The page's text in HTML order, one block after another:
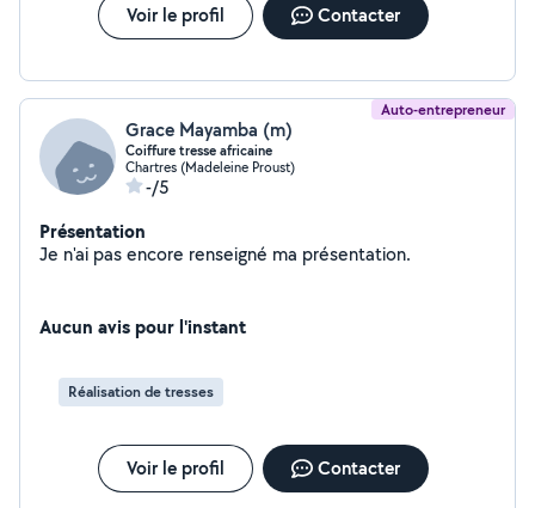
Voir le profil Contacter
Auto-entrepreneur
Grace Mayamba (m)
Coiffure tresse africaine
Chartres (Madeleine Proust)
-/5
Présentation
Je n'ai pas encore renseigné ma présentation.
Aucun avis pour l'instant
Réalisation de tresses
Voir le profil Contacter